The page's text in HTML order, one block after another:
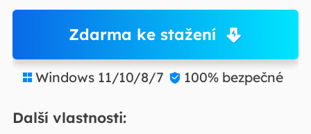
Zdarma ke stažení
 Windows 11/10/8/7  100% bezpečné
Další vlastnosti: